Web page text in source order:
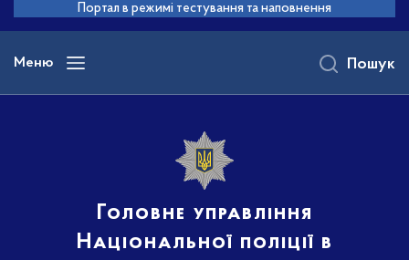
основного
вмісту
Портал в режимі тестування та наповнення
Меню
Головне управління
Національної поліції в
Пошук